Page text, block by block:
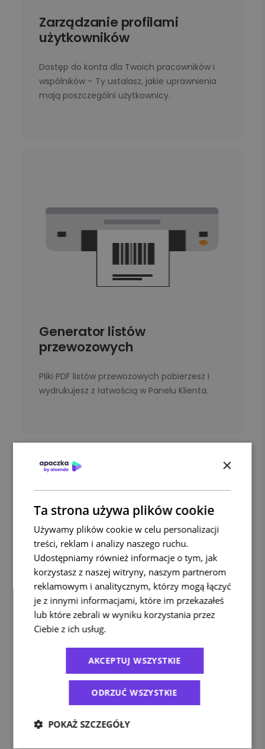
Zarządzanie profilami
użytkowników
Dostęp do konta dla Twoich pracowników i
wspólników – Ty ustalasz, jakie uprawnienia
mają poszczególni użytkownicy.
Generator listów
przewozowych
Pliki PDF listów przewozowych pobierzesz i
wydrukujesz z łatwością w Panelu Klienta.
Książka adresowa i szablony
Dzięki książce adresowej możesz zapisywać
swoich stałych odbiorców, a dzięki
szablonom zleceń nadasz przesyłkę dwoma
×
Ta strona używa plików cookie
Używamy plików cookie w celu personalizacji
treści, reklam i analizy naszego ruchu.
Udostępniamy również informacje o tym, jak
korzystasz z naszej witryny, naszym partnerom
reklamowym i analitycznym, którzy mogą łączyć
je z innymi informacjami, które im przekazałeś
lub które zebrali w wyniku korzystania przez
Ciebie z ich usług.
AKCEPTUJ WSZYSTKIE
ODRZUĆ WSZYSTKIE
POKAŻ SZCZEGÓŁY